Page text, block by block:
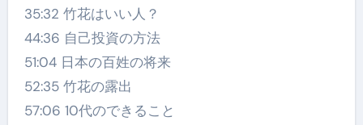
35:32 竹花はいい人？
44:36 自己投資の方法
51:04 日本の百姓の将来
52:35 竹花の露出
57:06 10代のできること